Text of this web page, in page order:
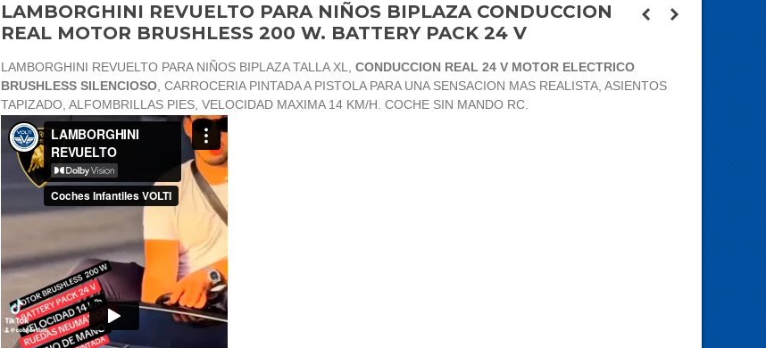
LAMBORGHINI REVUELTO PARA NIÑOS BIPLAZA CONDUCCION
REAL MOTOR BRUSHLESS 200 W. BATTERY PACK 24 V
LAMBORGHINI REVUELTO PARA NIÑOS BIPLAZA TALLA XL, CONDUCCION REAL 24 V MOTOR ELECTRICO
BRUSHLESS SILENCIOSO, CARROCERIA PINTADA A PISTOLA PARA UNA SENSACION MAS REALISTA, ASIENTOS
TAPIZADO, ALFOMBRILLAS PIES, VELOCIDAD MAXIMA 14 KM/H. COCHE SIN MANDO RC.